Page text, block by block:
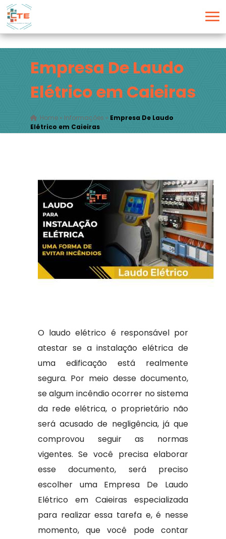
Empresa De Laudo
Elétrico em Caieiras
Home» Informações » Empresa De Laudo
Elétrico em Caieiras
O laudo elétrico é responsável por
atestar se a instalação elétrica de
uma edificação está realmente
segura. Por meio desse documento,
se algum incêndio ocorrer no sistema
da rede elétrica, o proprietário não
será acusado de negligência, já que
comprovou seguir as normas
vigentes. Se você precisa elaborar
esse documento, será preciso
escolher uma Empresa De Laudo
Elétrico em Caieiras especializada
para realizar essa tarefa e, é nesse
momento, que você pode contar